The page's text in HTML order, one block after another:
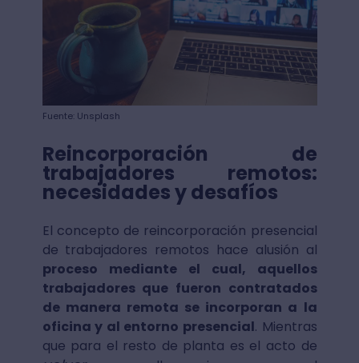
Fuente: Unsplash
Reincorporación de
trabajadores remotos:
necesidades y desafíos
El concepto de reincorporación presencial
de trabajadores remotos hace alusión al
proceso mediante el cual, aquellos
trabajadores que fueron contratados
de manera remota se incorporan a la
oficina y al entorno presencial. Mientras
que para el resto de planta es el acto de